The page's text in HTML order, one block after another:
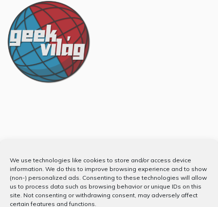
We use technologies like cookies to store and/or access device
information. We do this to improve browsing experience and to show
(non-) personalized ads. Consenting to these technologies will allow
us to process data such as browsing behavior or unique IDs on this
site. Not consenting or withdrawing consent, may adversely affect
certain features and functions.
Partnerünk